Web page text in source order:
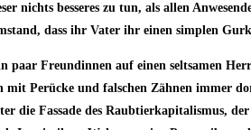
nichts besseres zu tun, als allen
dass ihr Vater ihr einen simplen
paar Freundinnen auf einen seltsamen
Perücke und falschen Zähnen immer
die Fassade des Raubtierkapitalismus,